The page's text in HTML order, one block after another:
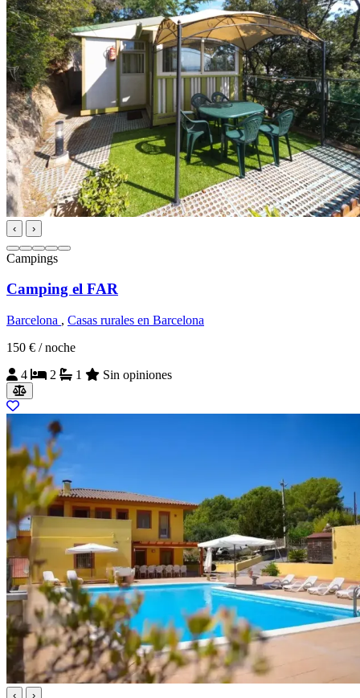
‹ ›
Campings
Camping el FAR
Barcelona , Casas rurales en Barcelona
150 € / noche
4
2 1 Sin opiniones
‹ ›